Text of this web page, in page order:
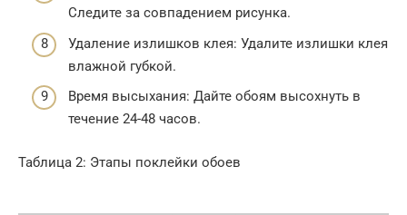
Следите за совпадением рисунка.
Удаление излишков клея: Удалите излишки клея
влажной губкой.
Время высыхания: Дайте обоям высохнуть в
течение 24-48 часов.
Таблица 2: Этапы поклейки обоев